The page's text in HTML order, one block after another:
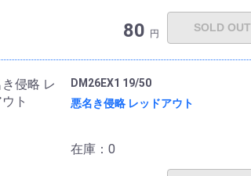
80 円 SOLD OUT
DM26EX1 19/50
悪名き侵略 レッドアウト
在庫：0